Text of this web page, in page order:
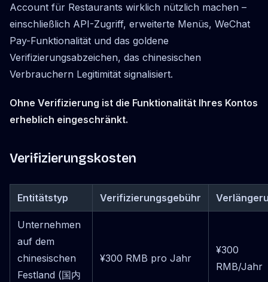
Account für Restaurants wirklich nützlich machen –
einschließlich API-Zugriff, erweiterte Menüs, WeChat
Pay-Funktionalität und das goldene
Verifizierungsabzeichen, das chinesischen
Verbrauchern Legitimität signalisiert.
Ohne Verifizierung ist die Funktionalität Ihres Kontos
erheblich eingeschränkt.
Verifizierungskosten
Entitätstyp Verifizierungsgebühr
Unternehmen
auf dem
chinesischen
Festland (国内
¥300 RMB pro Jahr
¥300
RMB/Jahr